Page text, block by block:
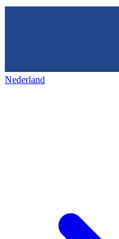
Nederland